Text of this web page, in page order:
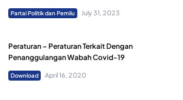
Partai Politik dan Pemilu July 31, 2023
Peraturan – Peraturan Terkait Dengan
Penanggulangan Wabah Covid-19
Download April 16, 2020